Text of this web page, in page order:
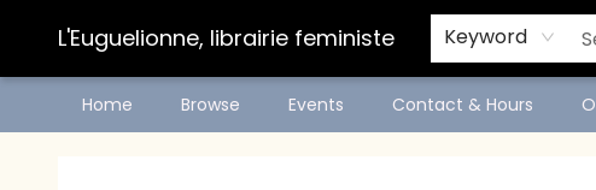
L'Euguelionne, librairie feministe Keyword
Home Browse Events Contact & Hours